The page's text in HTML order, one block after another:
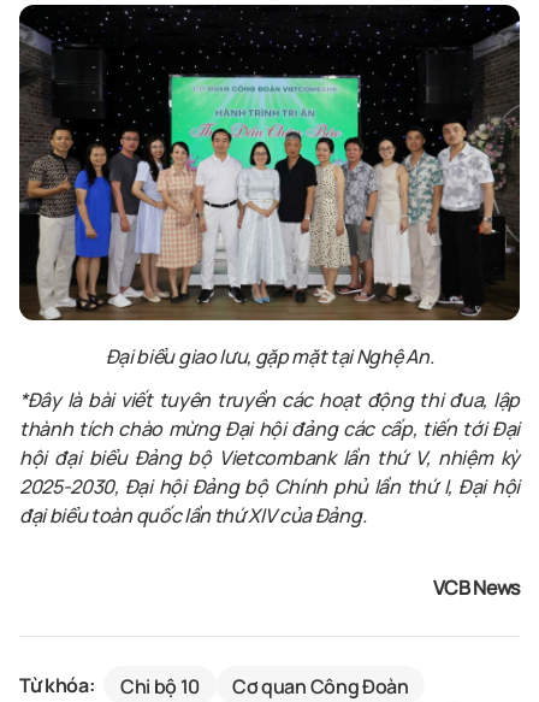
Đại biểu giao lưu, gặp mặt tại Nghệ An.
*Đây là bài viết tuyên truyền các hoạt động thi đua, lập
thành tích chào mừng Đại hội đảng các cấp, tiến tới Đại
hội đại biểu Đảng bộ Vietcombank lần thứ V, nhiệm kỳ
2025-2030, Đại hội Đảng bộ Chính phủ lần thứ I, Đại hội
đại biểu toàn quốc lần thứ XIV của Đảng.
VCB News
Từ khóa: Chi bộ 10
Cơ quan Công Đoàn